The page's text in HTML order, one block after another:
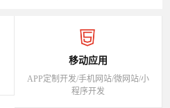
移动应用
APP定制开发/手机网站/微网站/小
程序开发